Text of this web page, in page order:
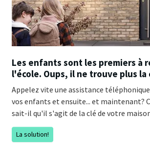
Les enfants sont les premiers à
l'école. Oups, il ne trouve plus la
Appelez vite une assistance
vos enfants et ensuite... et maintenant?
sait-il qu'il s'agit de la clé de votre
La solution!